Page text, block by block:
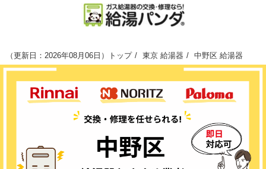
（更新日：2026年08月06日 ） トップ 東京 給湯器 中野区 給湯器